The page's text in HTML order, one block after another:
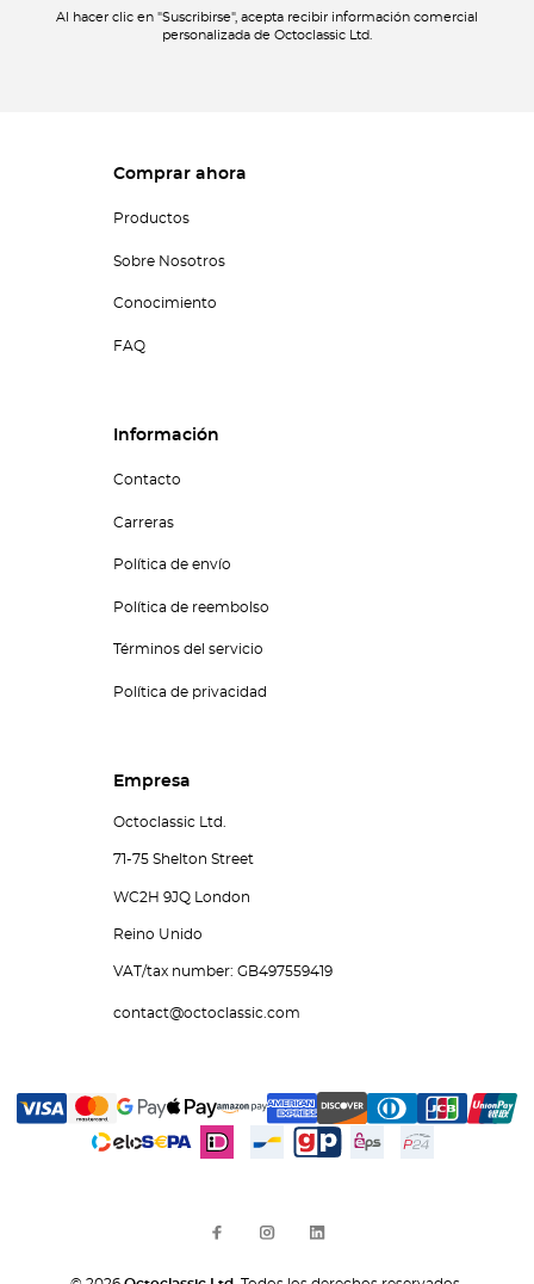
Al hacer clic en "Suscribirse", acepta recibir información comercial
personalizada de Octoclassic Ltd.
Comprar ahora
Productos
Sobre Nosotros
Conocimiento
FAQ
Información
Contacto
Carreras
Política de envío
Política de reembolso
Términos del servicio
Política de privacidad
Empresa
Octoclassic Ltd.
71-75 Shelton Street
WC2H 9JQ London
Reino Unido
VAT/tax number: GB497559419
contact@octoclassic.com